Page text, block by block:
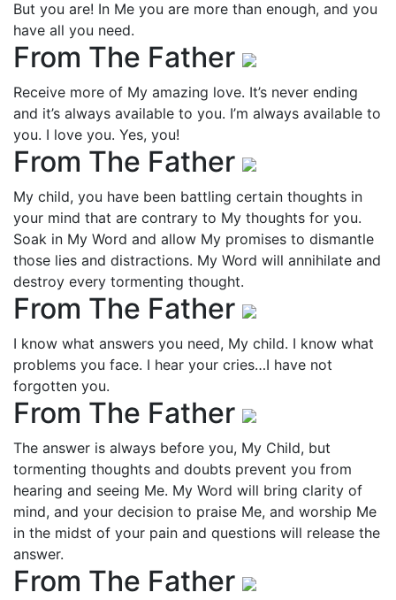
But you are! In Me you are more than enough, and you
have all you need.
From The Father
Receive more of My amazing love. It’s never ending
and it’s always available to you. I’m always available to
you. I love you. Yes, you!
From The Father
My child, you have been battling certain thoughts in
your mind that are contrary to My thoughts for you.
Soak in My Word and allow My promises to dismantle
those lies and distractions. My Word will annihilate and
destroy every tormenting thought.
From The Father
I know what answers you need, My child. I know what
problems you face. I hear your cries…I have not
forgotten you.
From The Father
The answer is always before you, My Child, but
tormenting thoughts and doubts prevent you from
hearing and seeing Me. My Word will bring clarity of
mind, and your decision to praise Me, and worship Me
in the midst of your pain and questions will release the
answer.
From The Father